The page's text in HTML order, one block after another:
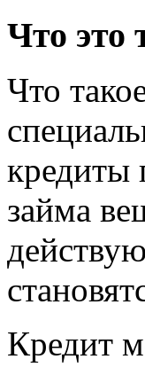
Что это
Что
кредиты
займа
Кредит